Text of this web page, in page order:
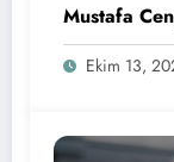
Mustafa
Ekim 13,